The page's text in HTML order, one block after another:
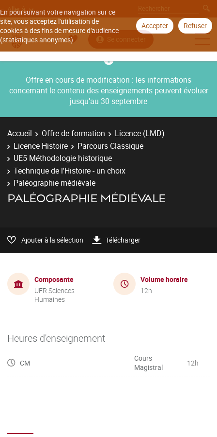
En poursuivant votre navigation sur ce
site, vous acceptez l'utilisation de
cookies à des fins de mesure d'audience
(statistiques anonymes).
Accepter Refuser
Aller à
Se connecter
Offre en cours de modification : les informations
concernant le contenu des enseignements peuvent évoluer
jusqu’au 30 septembre
Accueil Offre de formation
Licence (LMD)
Licence Histoire
Parcours Classique
UE5 Méthodologie historique
Technique de l'Histoire - un choix
Paléographie médiévale
PALÉOGRAPHIE MÉDIÉVALE
Ajouter à la sélection Télécharger
Composante
UFR Sciences
Humaines
Volume horaire
12h
Heures d'enseignement
CM
Cours
Magistral
12h